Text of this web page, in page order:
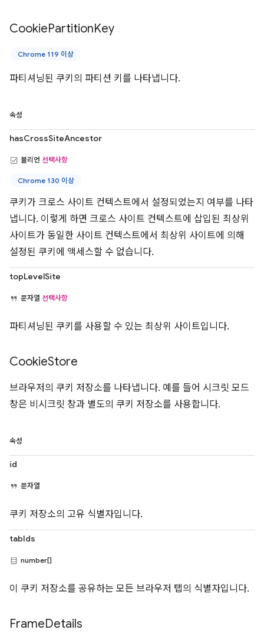
CookiePartitionKey
Chrome 119 이상
파티셔닝된 쿠키의 파티션 키를 나타냅니다.
속성
hasCrossSiteAncestor
불리언 선택사항
Chrome 130 이상
쿠키가 크로스 사이트 컨텍스트에서 설정되었는지 여부를 나타
냅니다. 이렇게 하면 크로스 사이트 컨텍스트에 삽입된 최상위
사이트가 동일한 사이트 컨텍스트에서 최상위 사이트에 의해
설정된 쿠키에 액세스할 수 없습니다.
topLevelSite
문자열 선택사항
파티셔닝된 쿠키를 사용할 수 있는 최상위 사이트입니다.
CookieStore
브라우저의 쿠키 저장소를 나타냅니다. 예를 들어 시크릿 모드
창은 비시크릿 창과 별도의 쿠키 저장소를 사용합니다.
속성
id
문자열
쿠키 저장소의 고유 식별자입니다.
tabIds
number[]
이 쿠키 저장소를 공유하는 모든 브라우저 탭의 식별자입니다.
FrameDetails